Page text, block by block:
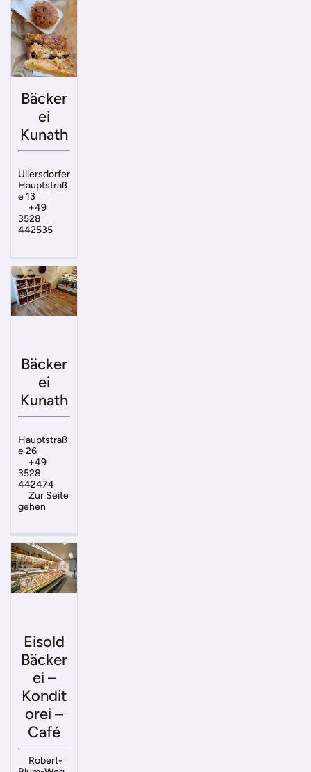
Bäcker
ei
Kunath
Ullersdorfer
Hauptstraß
e 13
+49
3528
442535
Bäcker
ei
Kunath
Hauptstraß
e 26
+49
3528
442474
Zur Seite
gehen
Eisold
Bäcker
ei –
Kondit
orei –
Café
Robert-